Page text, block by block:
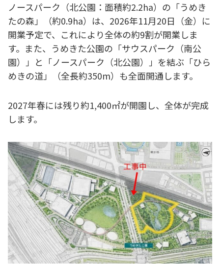
ノースパーク（北公園：面積約2.2ha）の「うめき
たの森」（約0.9ha）は、2026年11月20日（金）に
開業予定で、これにより全体の約9割が開業しま
す。また、うめきた公園の「サウスパーク（南公
園）」と「ノースパーク（北公園）」を結ぶ「ひら
めきの道」（全長約350m）も全面開通します。
2027年春には残り約1,400㎡が開園し、全体が完成
します。